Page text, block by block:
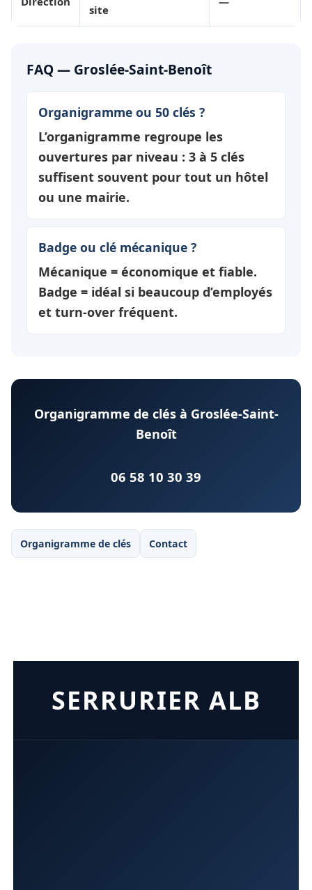
site
FAQ — Groslée-Saint-Benoît
Organigramme ou 50 clés ?
L’organigramme regroupe les
ouvertures par niveau : 3 à 5 clés
suffisent souvent pour tout un hôtel
ou une mairie.
Badge ou clé mécanique ?
Mécanique = économique et fiable.
Badge = idéal si beaucoup d’employés
et turn-over fréquent.
Organigramme de clés à Groslée-Saint-
Benoît
06 58 10 30 39
Organigramme de clés Contact
SERRURIER ALB